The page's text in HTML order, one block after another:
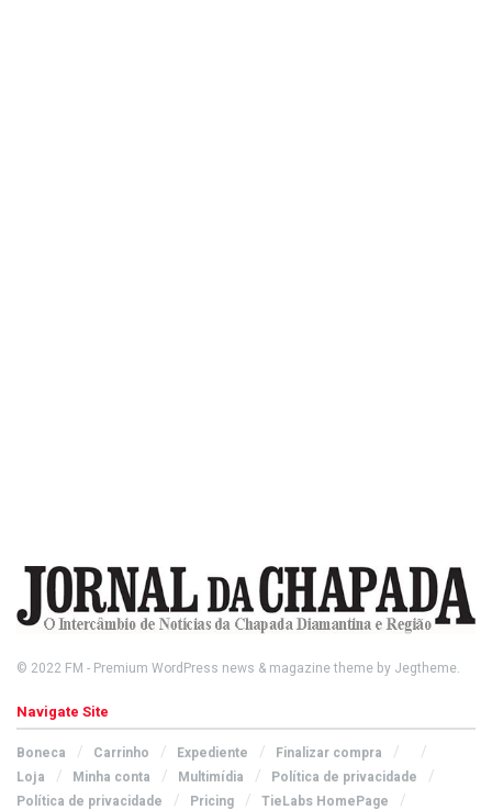
© 2022 FM - Premium WordPress news & magazine theme by Jegtheme.
Navigate Site
Boneca Carrinho Expediente
Finalizar compra
Loja
Minha conta Multimídia
Política de privacidade
Política de privacidade
Pricing TieLabs HomePage